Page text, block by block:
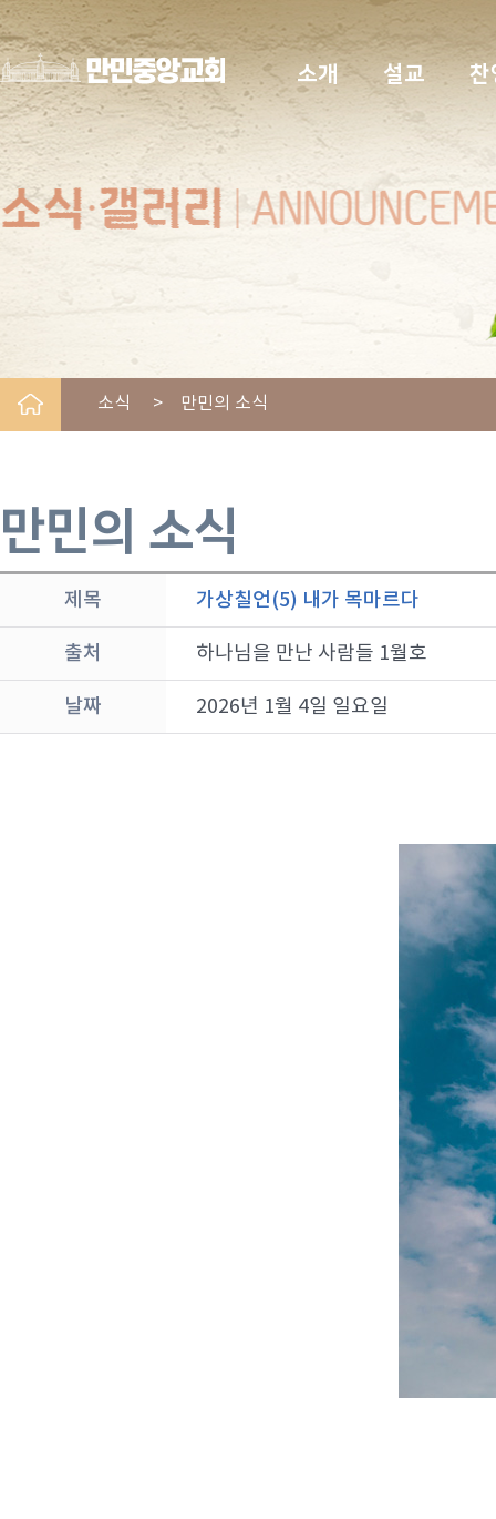
소개 설교 찬
소식 > 만민의 소식
만민의 소식
제목 가상칠언(5) 내가 목마르다
출처 하나님을 만난 사람들 1월호
날짜 2026년 1월 4일 일요일